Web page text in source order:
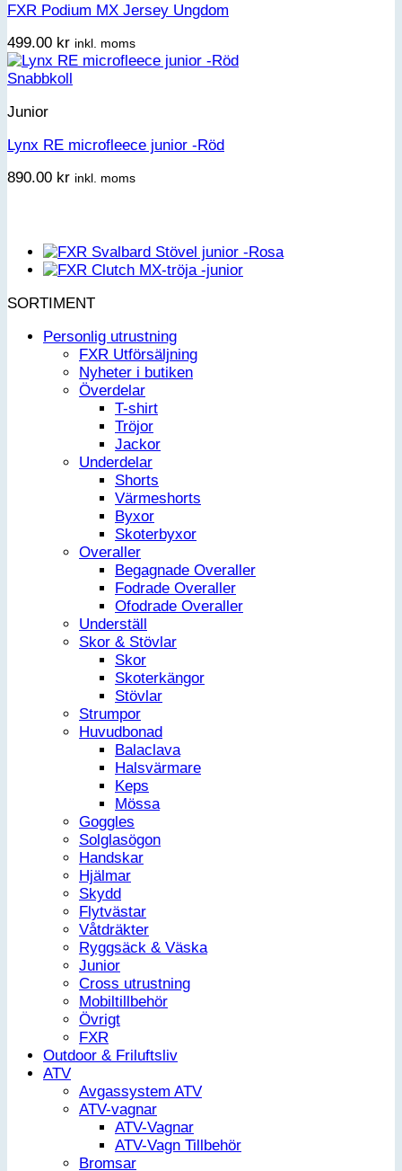
FXR Podium MX Jersey Ungdom
499.00 kr inkl. moms
Snabbkoll
Junior
Lynx RE microfleece junior -Röd
890.00 kr inkl. moms
SORTIMENT
Personlig utrustning
FXR Utförsäljning
Nyheter i butiken
Överdelar
T-shirt
Tröjor
Jackor
Underdelar
Shorts
Värmeshorts
Byxor
Skoterbyxor
Overaller
Begagnade Overaller
Fodrade Overaller
Ofodrade Overaller
Underställ
Skor & Stövlar
Skor
Skoterkängor
Stövlar
Strumpor
Huvudbonad
Balaclava
Halsvärmare
Keps
Mössa
Goggles
Solglasögon
Handskar
Hjälmar
Skydd
Flytvästar
Våtdräkter
Ryggsäck & Väska
Junior
Cross utrustning
Mobiltillbehör
Övrigt
FXR
Outdoor & Friluftsliv
ATV
Avgassystem ATV
ATV-vagnar
ATV-Vagnar
ATV-Vagn Tillbehör
Bromsar